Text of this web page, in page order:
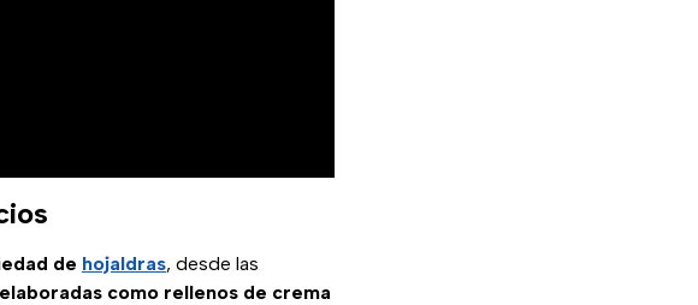
de hojaldras, desde las
como rellenos de crema